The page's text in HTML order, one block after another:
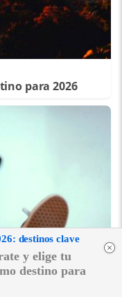
para 2026
destinos clave
y elige tu
destino para